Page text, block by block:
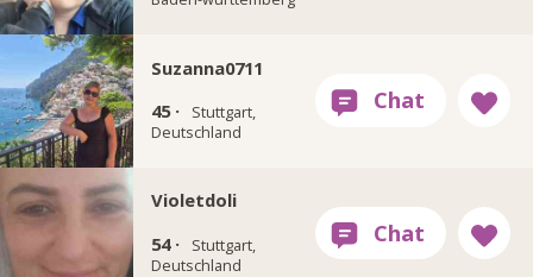
Suzanna0711
45 ·
Stuttgart,
Deutschland
Violetdoli
54 ·
Stuttgart,
Deutschland